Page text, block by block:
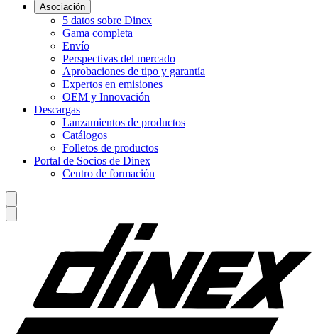
Asociación
5 datos sobre Dinex
Gama completa
Envío
Perspectivas del mercado
Aprobaciones de tipo y garantía
Expertos en emisiones
OEM y Innovación
Descargas
Lanzamientos de productos
Catálogos
Folletos de productos
Portal de Socios de Dinex
Centro de formación